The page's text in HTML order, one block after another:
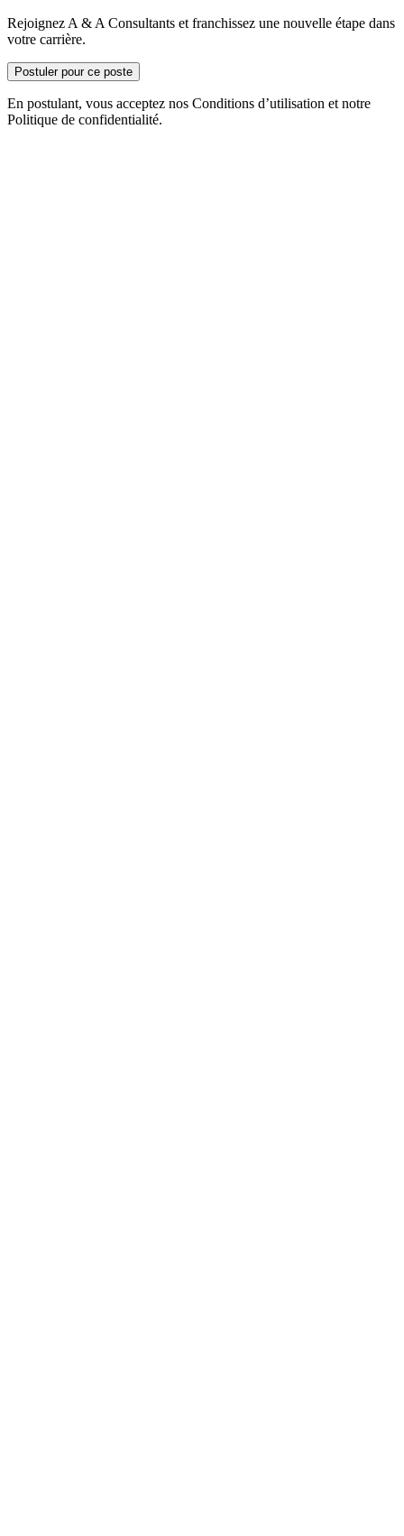
Rejoignez A & A Consultants et franchissez une nouvelle étape dans
votre carrière.
Postuler pour ce poste
En postulant, vous acceptez nos Conditions d’utilisation et notre
Politique de confidentialité.